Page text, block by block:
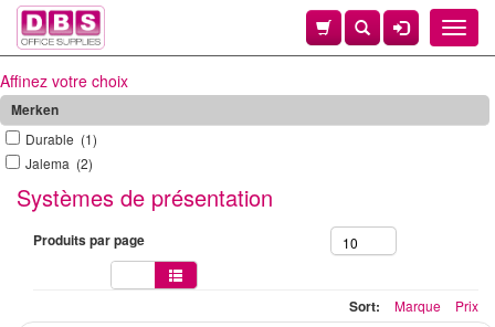
Toggle
Affinez votre choix
Merken
Durable (1)
Jalema (2)
Systèmes de présentation
Produits par page 10
Sort: Marque Prix